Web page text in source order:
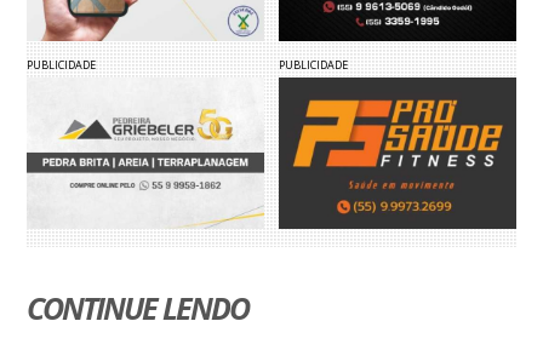
PUBLICIDADE PUBLICIDADE
CONTINUE LENDO